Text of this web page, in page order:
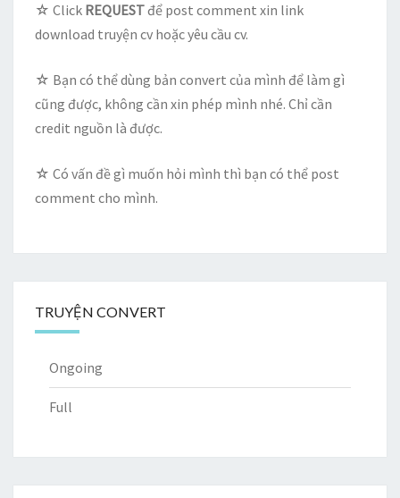
☆ Click REQUESTđể post comment xin link
download truyện cv hoặc yêu cầu cv.
☆ Bạn có thể dùng bản convert của mình để làm gì
cũng được, không cần xin phép mình nhé. Chỉ cần
credit nguồn là được.
☆ Có vấn đề gì muốn hỏi mình thì bạn có thể post
comment cho mình.
TRUYỆN CONVERT
Ongoing
Full